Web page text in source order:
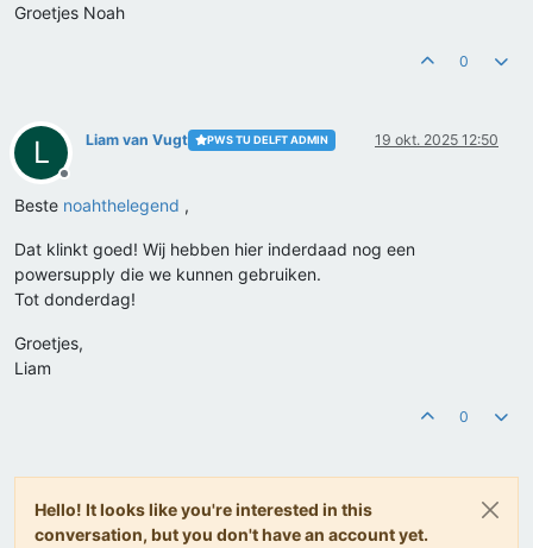
Groetjes Noah
0
L
Offline
Liam van Vugt PWS TU DELFT ADMIN 19 okt. 2025 12:50
Beste noahthelegend ,
Dat klinkt goed! Wij hebben hier inderdaad nog een
powersupply die we kunnen gebruiken.
Tot donderdag!
Groetjes,
Liam
0
Hello! It looks like you're interested in this
conversation, but you don't have an account yet.